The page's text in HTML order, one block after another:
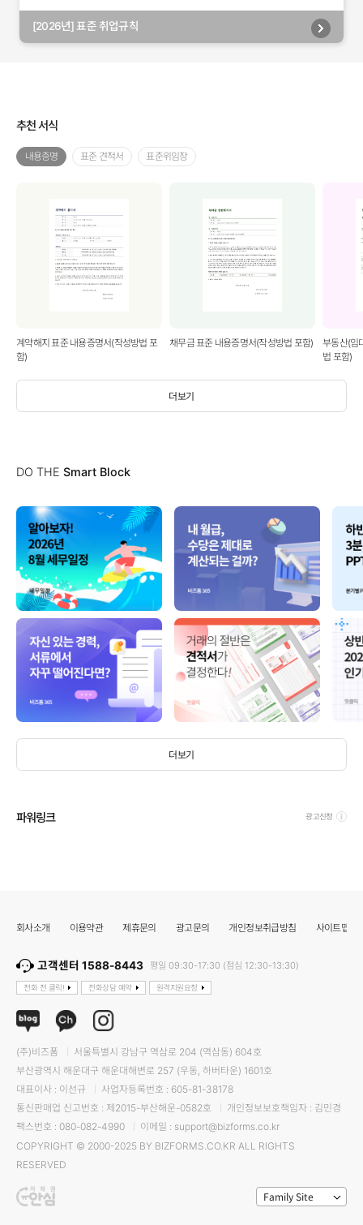
[2026년] 표준 취업규칙
추천 서식
더보기
내용증명 표준 견적서 표준위임장
계약해지 표준 내용증명서(작성방법 포
함)
채무금 표준 내용증명서(작성방법 포함)
부동산(임
법 포함)
DO THE Smart Block
더보기
파워링크 광고신청
회사소개 이용약관 제휴문의 광고문의 개인정보취급방침 사이트맵
고객센터 1588-8443 평일 09:30-17:30 (점심 12:30-13:30)
전화 전 클릭! 전화상담 예약 원격지원요청
(주)비즈폼
서울특별시 강남구 역삼로 204 (역삼동) 604호
부산광역시 해운대구 해운대해변로 257 (우동, 하버타운) 1601호
대표이사 : 이선규
사업자등록번호 : 605-81-38178
통신판매업 신고번호 : 제2015-부산해운-0582호
개인정보보호책임자 : 김민경
팩스번호 : 080-082-4990
이메일 : support@bizforms.co.kr
COPYRIGHT © 2000-2025 BY BIZFORMS.CO.KR ALL RIGHTS
RESERVED
Family Site